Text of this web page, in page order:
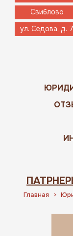
Свиблово
ул. Седова, д.
Главная